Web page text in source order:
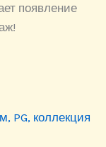
появление